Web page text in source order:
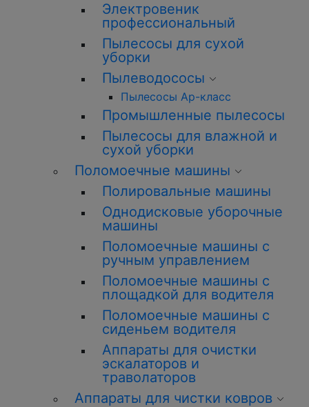
Электровеник
профессиональный
Пылесосы для сухой
уборки
Пылеводососы
Пылесосы Ар-класс
Промышленные пылесосы
Пылесосы для влажной и
сухой уборки
Поломоечные машины
Полировальные машины
Однодисковые уборочные
машины
Поломоечные машины с
ручным управлением
Поломоечные машины с
площадкой для водителя
Поломоечные машины с
сиденьем водителя
Аппараты для очистки
эскалаторов и
траволаторов
Аппараты для чистки ковров